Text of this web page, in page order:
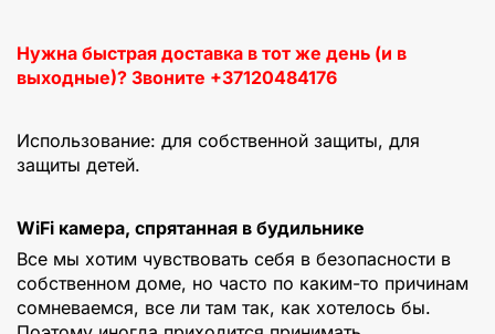
Нужна быстрая доставка в тот же день (и в
выходные)? Звоните +37120484176
Использование: для собственной защиты, для
защиты детей.
WiFi камера, спрятанная в будильнике
Все мы хотим чувствовать себя в безопасности в
собственном доме, но часто по каким-то причинам
сомневаемся, все ли там так, как хотелось бы.